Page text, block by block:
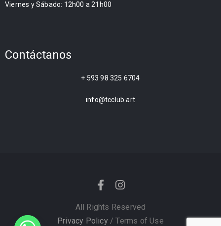
Viernes y Sábado: 12h00 a 21h00
Contáctanos
+ 593 98 325 6704
info@tcclub.art
All Rights Reserved
Privacy Policy / Terms of Use